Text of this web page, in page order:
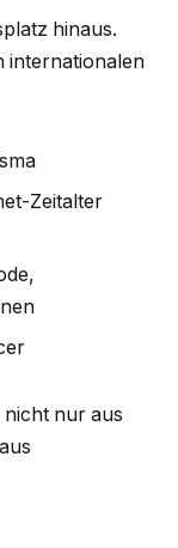
hinaus.
internationalen
Zeitalter
nicht nur aus